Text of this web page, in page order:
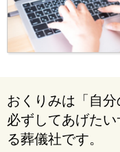
おくりみは「自
必ずしてあげた
る葬儀社です。